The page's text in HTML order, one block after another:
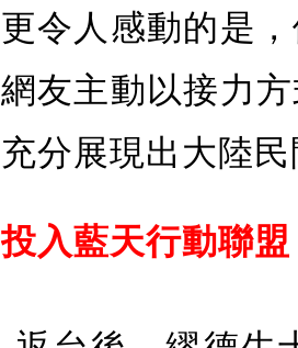
更令人感動的是
網友主動以接力
充分展現出大陸
投入藍天行動聯盟